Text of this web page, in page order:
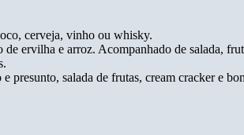
cerveja, vinho ou whisky.
ervilha e arroz. Acompanhado de salada,
presunto, salada de frutas, cream cracker e